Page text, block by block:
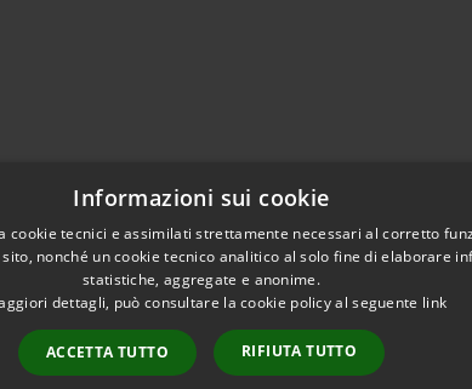
Informazioni sui cookie
cookie tecnici e assimilati strettamente necessari al corretto
nonché un cookie tecnico analitico al solo fine di elaborare
statistiche, aggregate e anonime.
dettagli, può consultare la cookie policy al seguente link
ACCETTA TUTTO RIFIUTA TUTTO